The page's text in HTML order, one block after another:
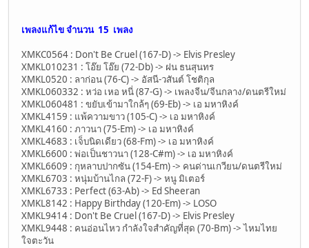
เพลงแก้ไข จำนวน 15 เพลง
XMKC0564 : Don't Be Cruel (167-D) -> Elvis Presley
XMKL010231 : โอ๊ย โอ๊ย (72-Db) -> ฝน ธนสุนทร
XMKL0520 : ลาก่อน (76-C) -> อัสนี-วสันต์ โชติกุล
XMKL060332 : หว่อ เหอ หนี่ (87-G) -> เพลงจีน/จีนกลาง/ดนตรีใหม่
XMKL060481 : ขยับเข้ามาใกล้ๆ (69-Eb) -> เอ มหาหิงค์
XMKL4159 : แพ้ความขาว (105-C) -> เอ มหาหิงค์
XMKL4160 : ภาวนา (75-Em) -> เอ มหาหิงค์
XMKL4683 : เจ็บนิดเดียว (68-Fm) -> เอ มหาหิงค์
XMKL6600 : พ่อเป็นชาวนา (128-C#m) -> เอ มหาหิงค์
XMKL6609 : กุหลาบปากซัน (154-Em) -> คนด่านเกวียน/ดนตรีใหม่
XMKL6703 : หนุ่มบ้านไกล (72-F) -> หนู มิเตอร์
XMKL6733 : Perfect (63-Ab) -> Ed Sheeran
XMKL8142 : Happy Birthday (120-Em) -> LOSO
XMKL9414 : Don't Be Cruel (167-D) -> Elvis Presley
XMKL9448 : คนอ่อนไหว กำลังใจสำคัญที่สุด (70-Bm) -> ไหมไทย
ใจตะวัน